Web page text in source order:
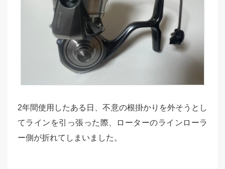
2年間使用したある日、不意の根掛かりを外そうとし
てラインを引っ張った際、ローターのラインローラ
ー側が折れてしまいました。